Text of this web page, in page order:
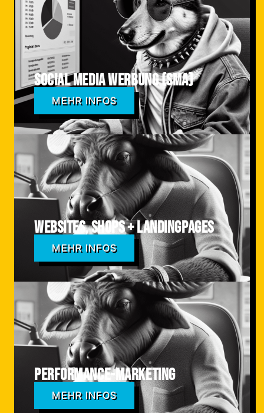
Social Media Werbung (SMA)
MEHR INFOS
Websites, Shops + Landingpages
MEHR INFOS
Performance-Marketing
MEHR INFOS